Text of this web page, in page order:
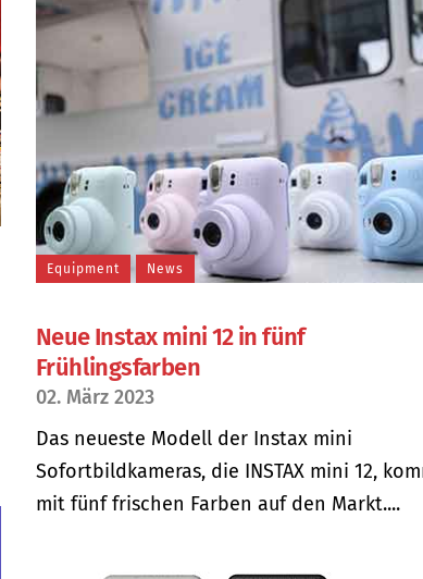
Equipment News
Neue Instax mini 12 in fünf
Frühlingsfarben
02. März 2023
Das neueste Modell der Instax mini
Sofortbildkameras, die INSTAX mini 12,
mit fünf frischen Farben auf den Markt....